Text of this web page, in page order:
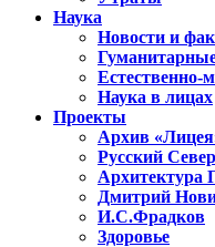
Наука
Новости и
Естественно-
Наука в лицах
Проекты
Архив
Русский Север
Архитектура
Дмитрий
И.С.Фрадков
Здоровье